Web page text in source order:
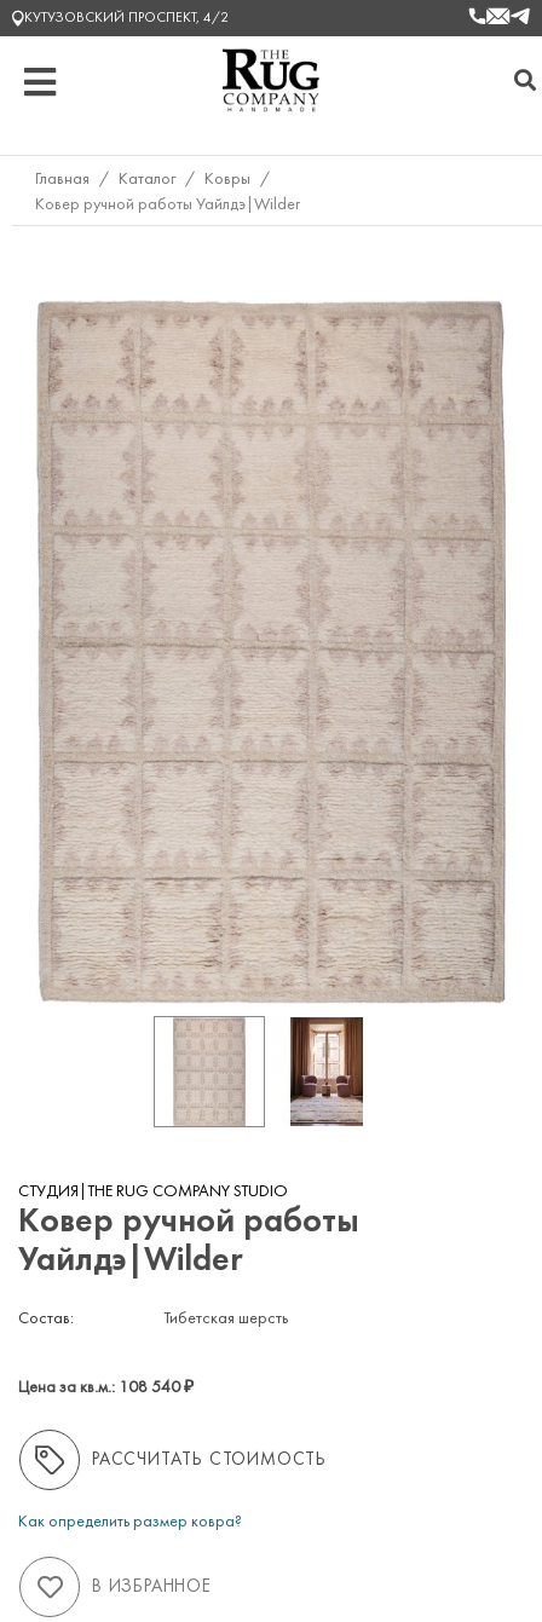
КУТУЗОВСКИЙ ПРОСПЕКТ, 4/2
Главная / Каталог / Ковры
/
Ковер ручной работы Уайлдэ|Wilder
СТУДИЯ|THE RUG COMPANY STUDIO
Ковер ручной работы
Уайлдэ|Wilder
Состав: Тибетская шерсть
Цена за кв.м.: 108 540₽
РАССЧИТАТЬ СТОИМОСТЬ
Как определить размер ковра?
В ИЗБРАННОЕ